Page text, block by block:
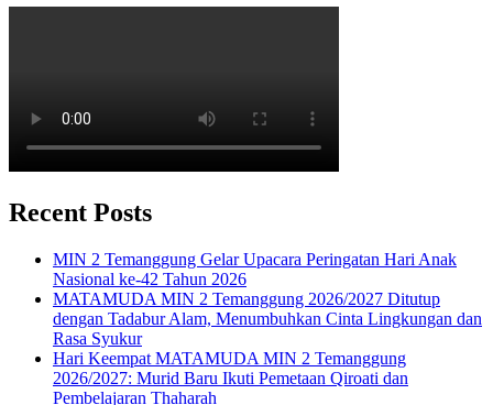
Recent Posts
MIN 2 Temanggung Gelar Upacara Peringatan Hari Anak
Nasional ke-42 Tahun 2026
MATAMUDA MIN 2 Temanggung 2026/2027 Ditutup
dengan Tadabur Alam, Menumbuhkan Cinta Lingkungan dan
Rasa Syukur
Hari Keempat MATAMUDA MIN 2 Temanggung
2026/2027: Murid Baru Ikuti Pemetaan Qiroati dan
Pembelajaran Thaharah